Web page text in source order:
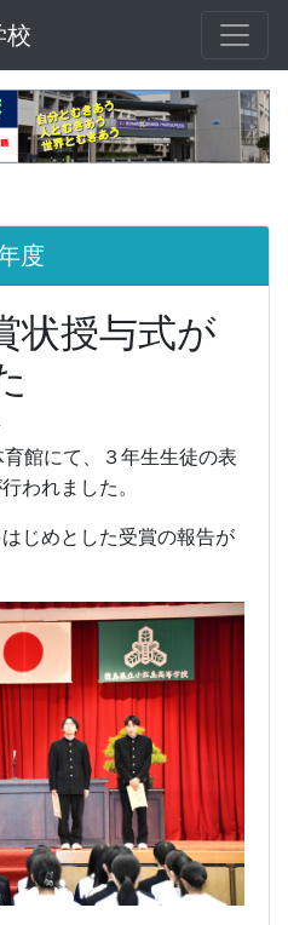
校
度
状授与式が
館にて、３年生生徒の表
われました。
じめとした受賞の報告が